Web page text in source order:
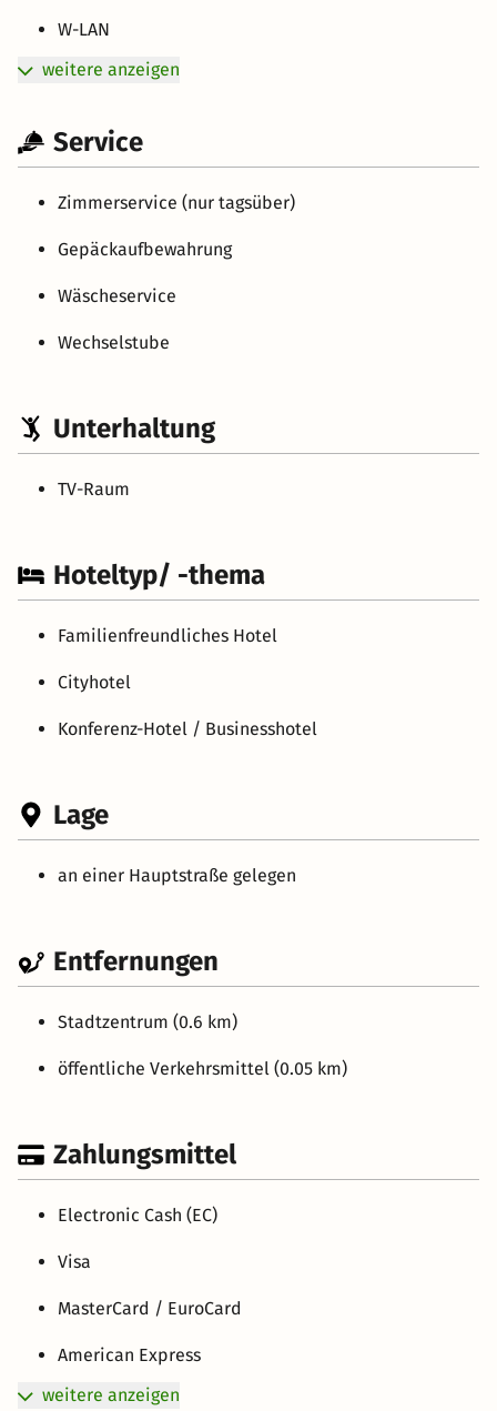
W-LAN
weitere anzeigen
Service
Zimmerservice (nur tagsüber)
Gepäckaufbewahrung
Wäscheservice
Wechselstube
Unterhaltung
TV-Raum
Hoteltyp/ -thema
Familienfreundliches Hotel
Cityhotel
Konferenz-Hotel / Businesshotel
Lage
an einer Hauptstraße gelegen
Entfernungen
Stadtzentrum (0.6 km)
öffentliche Verkehrsmittel (0.05 km)
Zahlungsmittel
Electronic Cash (EC)
Visa
MasterCard / EuroCard
American Express
weitere anzeigen